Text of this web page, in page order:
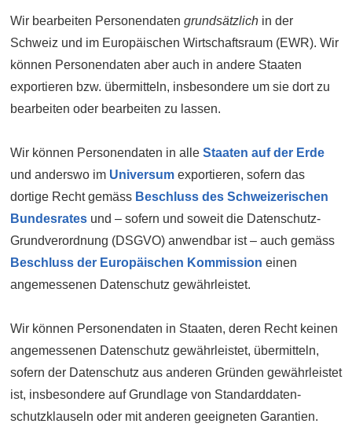
Wir bearbeiten Personen­daten grundsätzlich in der
Schweiz und im Euro­päischen Wirtschafts­raum (EWR). Wir
können Personen­daten aber auch in andere Staaten
exportieren bzw. übermitteln, insbesondere um sie dort zu
bear­beiten oder bear­beiten zu lassen.
Wir können Personen­daten in alle Staaten auf der Erde
und anderswo im Universum exportieren, sofern das
dortige Recht gemäss Beschluss des Schwei­zerischen
Bundesrates und – sofern und soweit die Daten­schutz-
Grund­verordnung (DSGVO) anwendbar ist – auch gemäss
Beschluss der Euro­päischen Kommission einen
angemessenen Daten­schutz gewährleistet.
Wir können Personen­daten in Staaten, deren Recht keinen
angemessenen Daten­schutz gewähr­leistet, über­mitteln,
sofern der Daten­schutz aus anderen Gründen gewährleistet
ist, insbesondere auf Grund­lage von Standard­daten­
schutzklauseln oder mit anderen geeigneten Garantien.